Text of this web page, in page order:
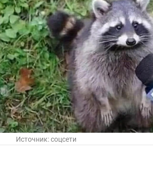
Источник:соцсети